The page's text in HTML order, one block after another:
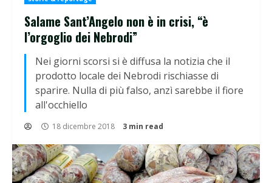
Salame Sant’Angelo non è in crisi, “è
l’orgoglio dei Nebrodi”
Nei giorni scorsi si è diffusa la notizia che il
prodotto locale dei Nebrodi rischiasse di
sparire. Nulla di più falso, anzì sarebbe il fiore
all'occhiello
18 dicembre 2018 3 min read